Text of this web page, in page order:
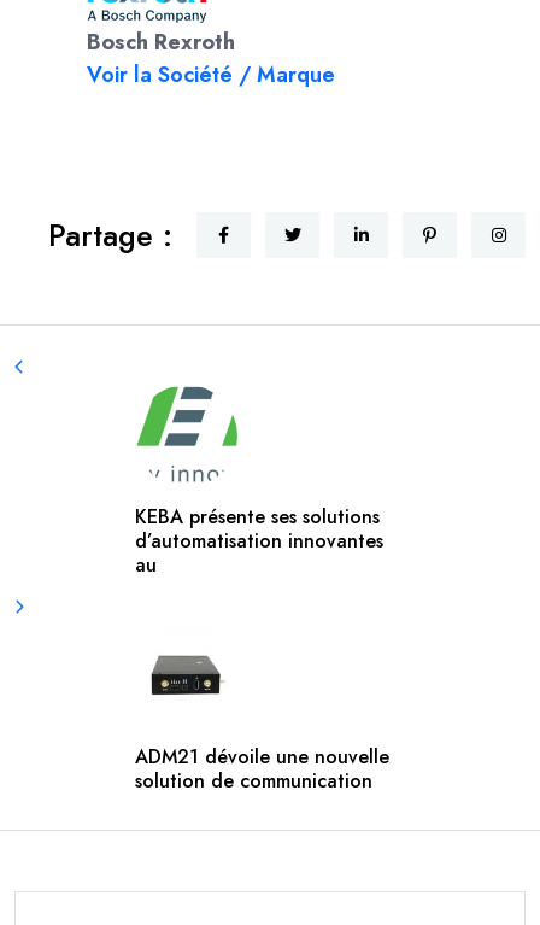
Bosch Rexroth
Voir la Société / Marque
Partage :
KEBA présente ses solutions
d’automatisation innovantes
au
ADM21 dévoile une nouvelle
solution de communication